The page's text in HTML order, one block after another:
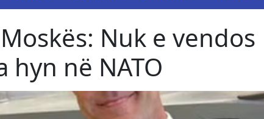
Nuk e vendos
në NATO